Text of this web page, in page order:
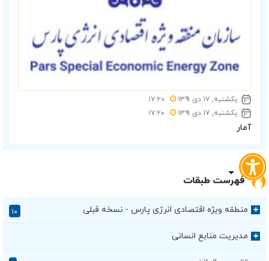
یکشنبه, ۱۷ دی ۱۳۹۱
۱۷:۲۰
یکشنبه, ۱۷ دی ۱۳۹۱
۱۷:۲۰
آمار
فهرست طبقات
+ منطقه ویژه اقتصادی انرژی پارس - نسخه قبلی ۱۰
+ مدیریت منابع انسانی